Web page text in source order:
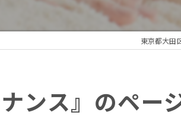
肩こり
東京都大田
ンス』のペー